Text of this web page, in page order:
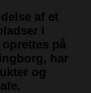
af et
i
på
har
og